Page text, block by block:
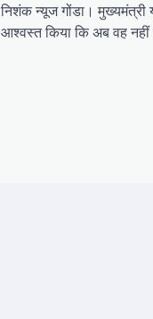
निशंक न्यूज गोंडा। मुख्यमंत्री
आश्वस्त किया कि अब वह